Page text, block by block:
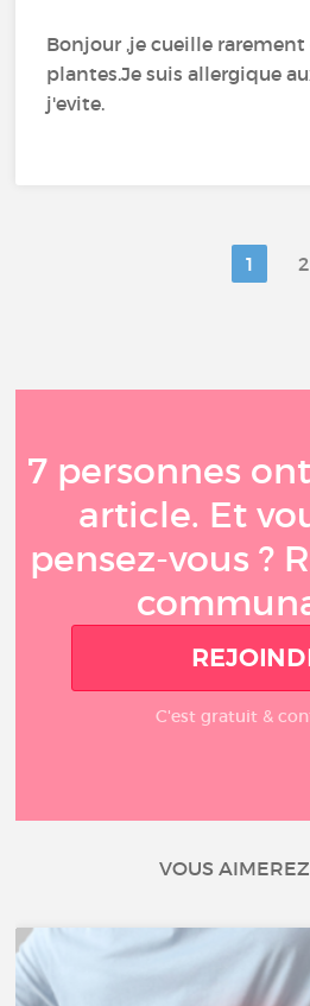
Bonjour ,je cueille rarement
plantes.Je suis allergique
j'evite.
1 2
7 personnes
article. Et
pensez-vous ?
C'est gratuit &
VOUS